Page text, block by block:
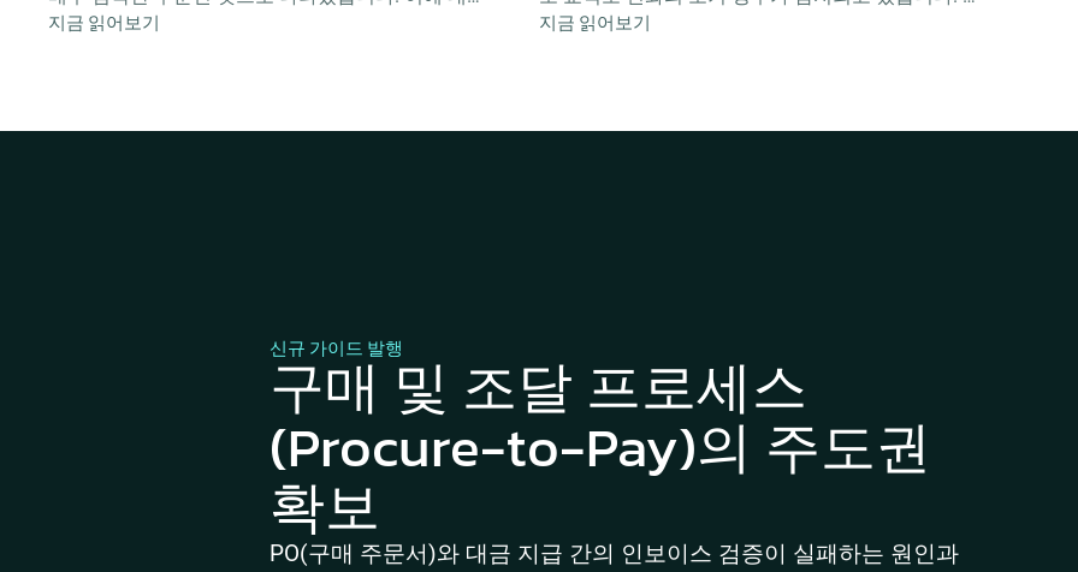
하여 용선주, 선박 운항사 및 원자재 거래업체가 취할
지금 읽어보기
테이너선 시장이 언론의 주목을 독식하고 있는 반면,
지금 읽어보기
신규 가이드 발행
구매 및 조달 프로세스
(Procure-to-Pay)의 주도권
확보
PO(구매 주문서)와 대금 지급 간의 인보이스 검증이 실패하는 원인과